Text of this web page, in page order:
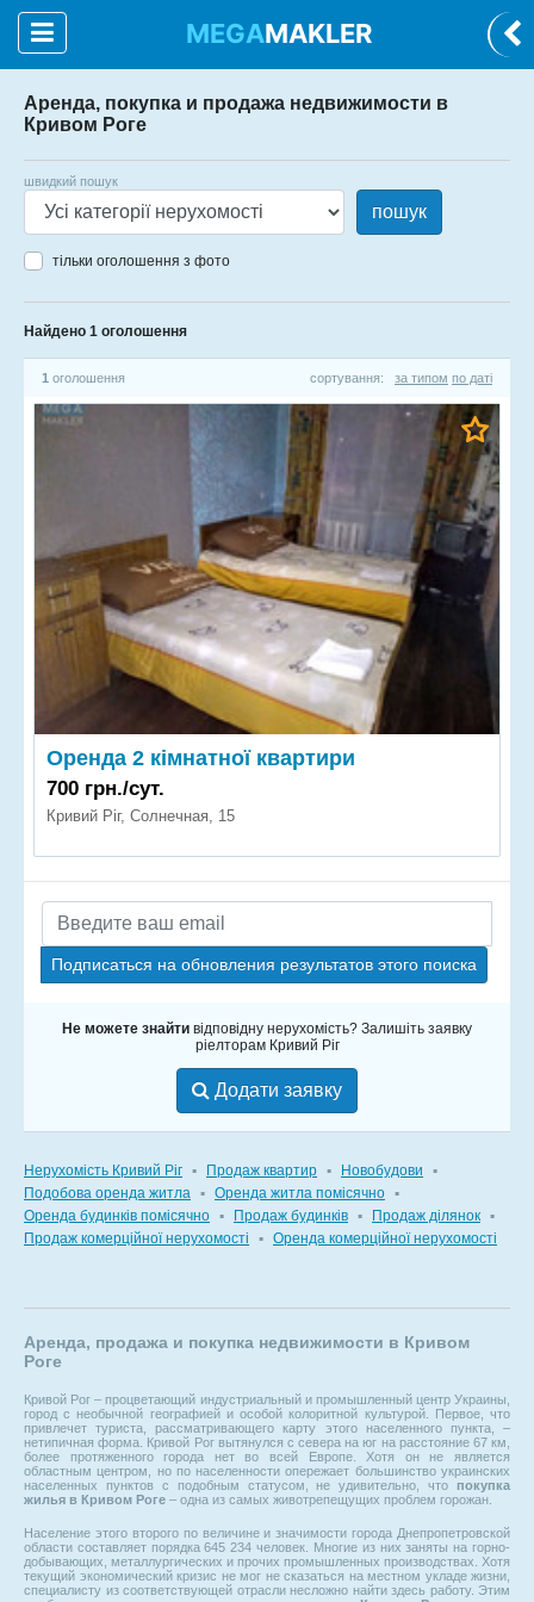
MEGAMAKLER
Аренда, покупка и продажа недвижимости в
Кривом Роге
швидкий пошук
пошук
тільки оголошення з фото
Найдено 1 оголошення
1 оголошення сортування: за типом по даті
Оренда 2 кімнатної квартири
700 грн./сут.
Кривий Ріг, Солнечная, 15
Подписаться на обновления результатов этого поиска
Не можете знайти відповідну нерухомість? Залишіть заявку
ріелторам Кривий Ріг
Додати заявку
Нерухомість Кривий Ріг ▪ Продаж квартир ▪ Новобудови
▪
Подобова оренда житла
▪ Оренда житла помісячно ▪
Оренда будинків помісячно ▪ Продаж будинків ▪ Продаж ділянок ▪
Продаж комерційної нерухомості
▪ Оренда комерційної нерухомості
Аренда, продажа и покупка недвижимости в Кривом
Роге
Кривой Рог – процветающий индустриальный и промышленный центр Украины,
город с необычной географией и особой колоритной культурой. Первое, что
привлечет туриста, рассматривающего карту этого населенного пункта, –
нетипичная форма. Кривой Рог вытянулся с севера на юг на расстояние 67 км,
более протяженного города нет во всей Европе. Хотя он не является
областным центром, но по населенности опережает большинство украинских
населенных пунктов с подобным статусом, не удивительно, что покупка
жилья в Кривом Роге – одна из самых животрепещущих проблем горожан.
Население этого второго по величине и значимости города Днепропетровской
области составляет порядка 645 234 человек. Многие из них заняты на горно-
добывающих, металлургических и прочих промышленных производствах. Хотя
текущий экономический кризис не мог не сказаться на местном укладе жизни,
специалисту из соответствующей отрасли несложно найти здесь работу. Этим